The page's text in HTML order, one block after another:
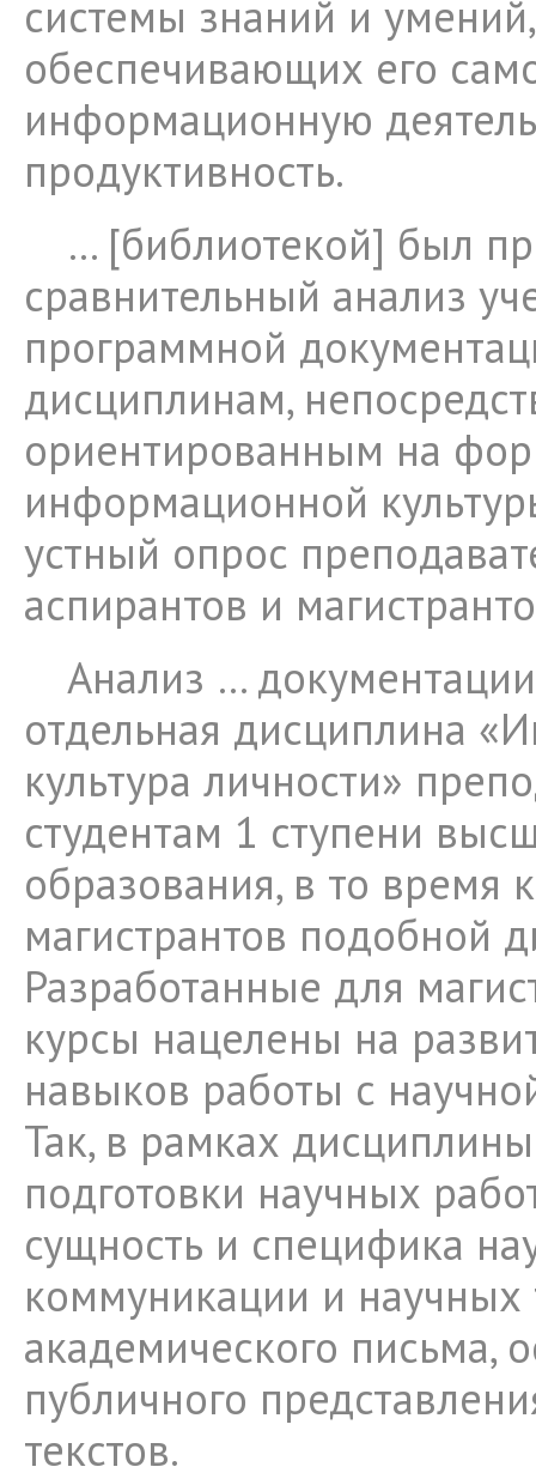
системы знаний и умений,
обеспечивающих его
информационную
продуктивность.
… [библиотекой] был
сравнительный анализ
программной
дисциплинам,
ориентированным на
информационной
устный опрос
аспирантов и
Анализ …
отдельная дисциплина
культура личности»
студентам 1 ступени
образования, в то время
магистрантов подобной
Разработанные для
курсы нацелены на
навыков работы с
Так, в рамках
подготовки научных
сущность и специфика
коммуникации и научных
академического письма,
публичного
текстов.